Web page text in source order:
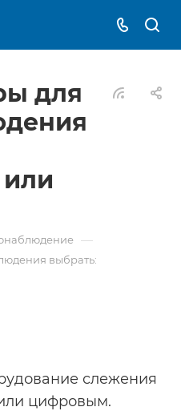
для
—
выбрать:
слежения
цифровым.